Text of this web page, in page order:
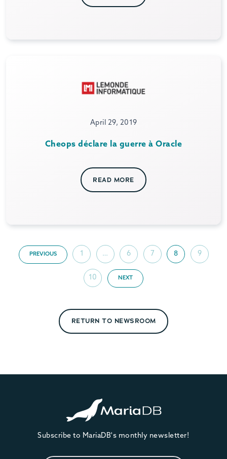
April 29, 2019
Cheops déclare la guerre à Oracle
READ MORE
PREVIOUS 1 … 6 7 8 9
10 NEXT
RETURN TO NEWSROOM
Subscribe to MariaDB's monthly newsletter!